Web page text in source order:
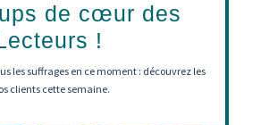
de cœur des
!
les suffrages en ce moment : découvrez les
clients cette semaine.